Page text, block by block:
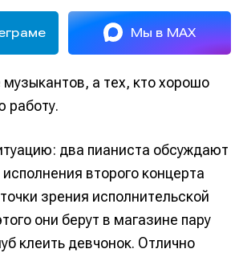
Мы в MAX
музыкантов, а тех, кто хорошо
работу.
два пианиста обсуждают
второго концерта
зрения исполнительской
они берут в магазине пару
клеить девчонок. Отлично